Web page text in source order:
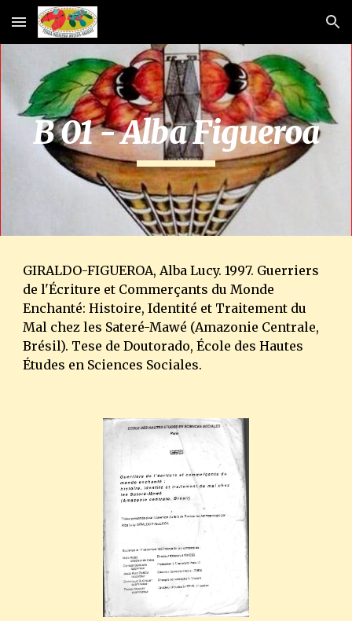
Skip to main content Skip to navigation
B 01 - Alba Figueroa
GIRALDO-FIGUEROA, Alba Lucy. 1997. Guerriers
de l'Écriture et Commerçants du Monde
Enchanté: Histoire, Identité et Traitement du
Mal chez les Sateré-Mawé (Amazonie Centrale,
Brésil). Tese de Doutorado, École des Hautes
Études en Sciences Sociales.